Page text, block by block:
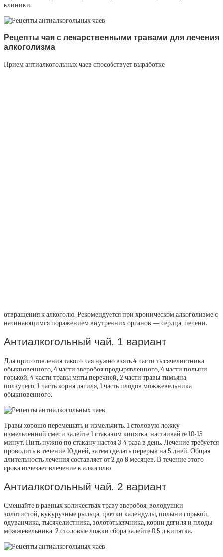
клиники.
Рецепты чая с лекарственными травами для лечения
алкоголизма
Прием антиалкогольных чаев способствует выработке
отвращения к алкоголю. Рекомендуется при хроническом алкоголизме с
начинающимся поражением внутренних органов — сердца, печени.
Антиалкогольный чай. 1 вариант
Для приготовления такого чая нужно взять 4 части тысячелистника
обыкновенного, 4 части зверобоя продырявленного, 4 части полыни
горькой, 4 части травы мяты перечной, 2 части травы тимьяна
ползучего, 1 часть корня дягиля, 1 часть плодов можжевельника
обыкновенного.
Травы хорошо перемешать и измельчить. 1 столовую ложку
измельченной смеси залейте 1 стаканом кипятка, настаивайте 10-15
минут. Пить нужно по стакану настоя 3-4 раза в день. Лечение требуется
проводить в течение 10 дней, затем сделать перерыв на 5 дней. Общая
длительность лечения составляет от 2 до 8 месяцев. В течение этого
срока исчезает влечение к алкоголю.
Антиалкогольный чай. 2 вариант
Смешайте в равных количествах траву зверобоя, володушки
золотистой, кукурузные рыльца, цветки календулы, полыни горькой,
одуванчика, тысячелистника, золототысячника, корни дягиля и плоды
можжевельника. 2 столовые ложки сбора залейте 0,5 л кипятка.